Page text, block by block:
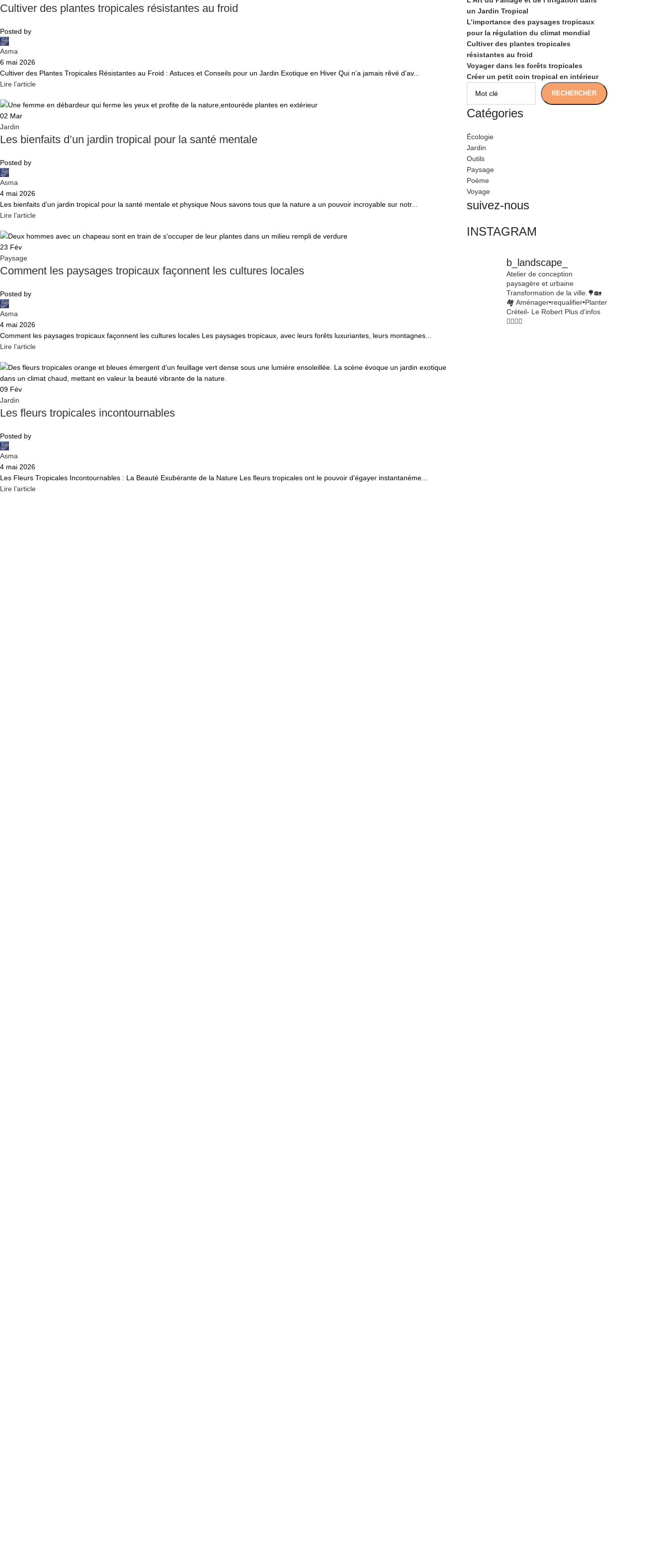
Cultiver des plantes tropicales résistantes au froid
Posted by
Asma
6 mai 2026
Cultiver des Plantes Tropicales Résistantes au Froid : Astuces et Conseils pour un Jardin Exotique en Hiver Qui n’a jamais rêvé d’av...
Lire l’article
02 Mar
Jardin
Les bienfaits d’un jardin tropical pour la santé mentale
Posted by
Asma
4 mai 2026
Les bienfaits d’un jardin tropical pour la santé mentale et physique Nous savons tous que la nature a un pouvoir incroyable sur notr...
Lire l’article
23 Fév
Paysage
Comment les paysages tropicaux façonnent les cultures locales
Posted by
Asma
4 mai 2026
Comment les paysages tropicaux façonnent les cultures locales Les paysages tropicaux, avec leurs forêts luxuriantes, leurs montagnes...
Lire l’article
09 Fév
Jardin
Les fleurs tropicales incontournables
Posted by
Asma
4 mai 2026
Les Fleurs Tropicales Incontournables : La Beauté Exubérante de la Nature Les fleurs tropicales ont le pouvoir d'égayer instantanéme...
Lire l’article
un Jardin Tropical
L’importance des paysages tropicaux
pour la régulation du climat mondial
Cultiver des plantes tropicales
résistantes au froid
Voyager dans les forêts tropicales
Créer un petit coin tropical en intérieur
RECHERCHER
Catégories
Écologie
Jardin
Outils
Paysage
Poème
Voyage
suivez-nous
INSTAGRAM
b_landscape_
Atelier de conception
paysagère et urbaine
Transformation de la ville.🌳🏡
🏘 Aménager•requalifier•Planter
Créteil- Le Robert Plus d’infos
👇🏾👇🏾